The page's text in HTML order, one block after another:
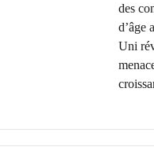
des
d’âge
Uni